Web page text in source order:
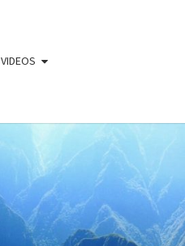
VIDEOS